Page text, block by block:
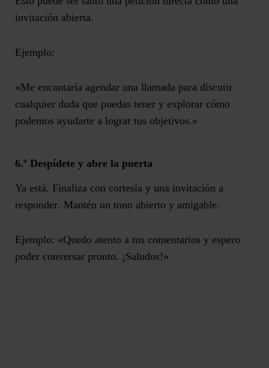
invitación abierta.
Ejemplo:
«Me encantaría agendar una llamada para discutir
cualquier duda que puedas tener y explorar cómo
podemos ayudarte a lograr tus objetivos.»
6.º Despídete y abre la puerta
Ya está. Finaliza con cortesía y una invitación a
responder. Mantén un tono abierto y amigable.
Ejemplo: «Quedo atento a tus comentarios y espero
poder conversar pronto. ¡Saludos!»